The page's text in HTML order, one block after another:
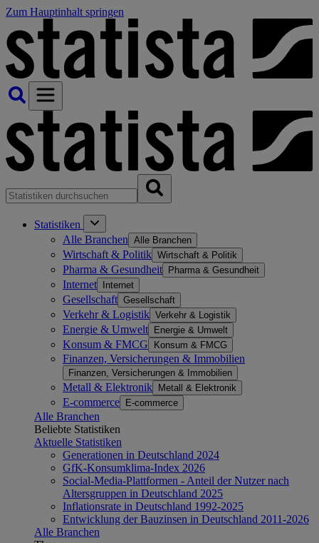
Zum Hauptinhalt springen
Statistiken
Alle Branchen Alle Branchen
Wirtschaft & Politik Wirtschaft & Politik
Pharma & Gesundheit Pharma & Gesundheit
Internet Internet
Gesellschaft Gesellschaft
Verkehr & Logistik Verkehr & Logistik
Energie & Umwelt Energie & Umwelt
Konsum & FMCG Konsum & FMCG
Finanzen, Versicherungen & Immobilien
Finanzen, Versicherungen & Immobilien
Metall & Elektronik Metall & Elektronik
E-commerce E-commerce
Alle Branchen
Beliebte Statistiken
Aktuelle Statistiken
Generationen in Deutschland 2024
GfK-Konsumklima-Index 2026
Social-Media-Plattformen - Anteil der Nutzer nach
Altersgruppen in Deutschland 2025
Inflationsrate in Deutschland 1992-2025
Entwicklung der Bauzinsen in Deutschland 2011-2026
Alle Branchen